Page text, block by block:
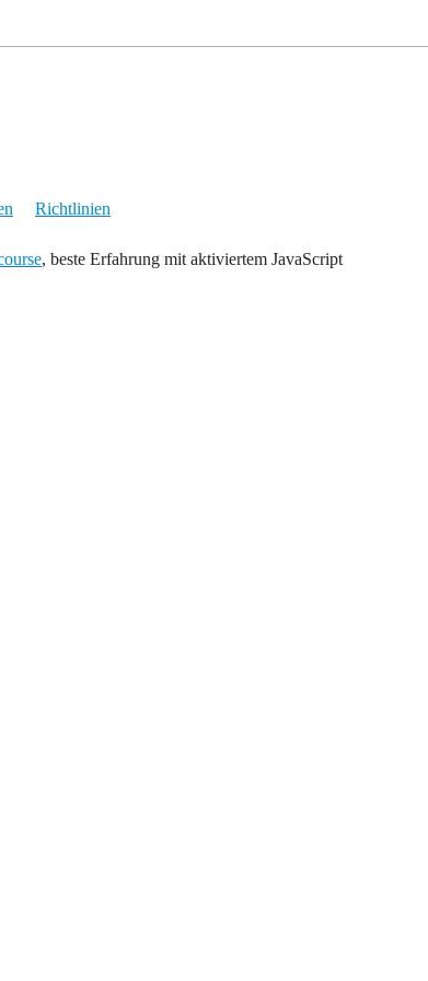
Richtlinien
, beste Erfahrung mit aktiviertem JavaScript